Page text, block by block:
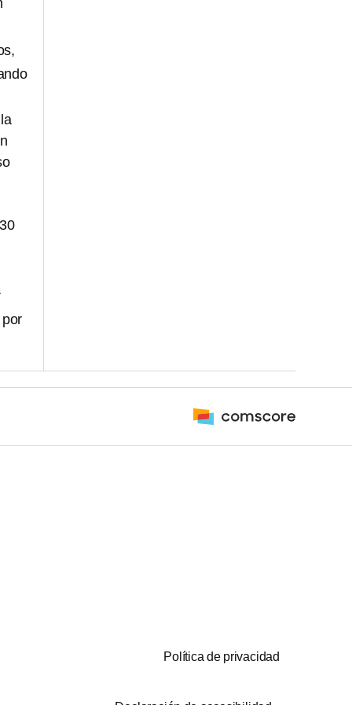
Política de privacidad